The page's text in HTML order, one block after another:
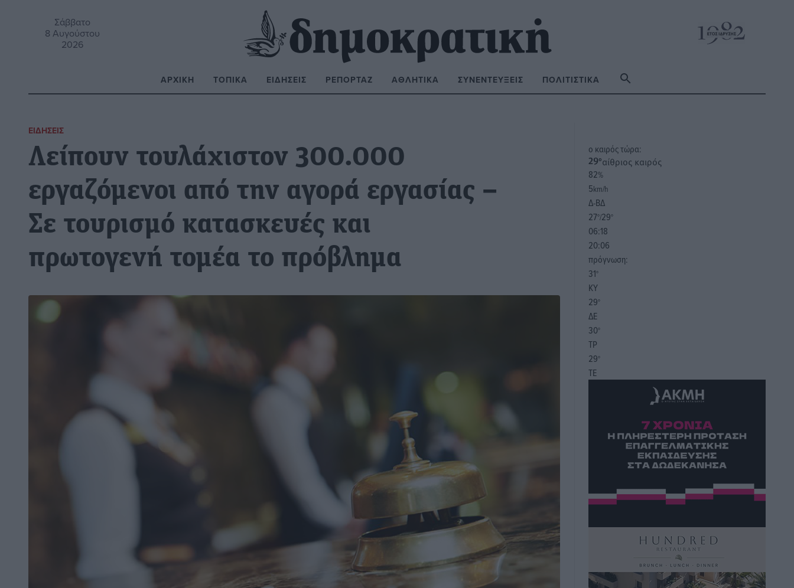
Σάββατο
8 Αυγούστου
2026
ΑΡΧΙΚΉ ΤΟΠΙΚΆ ΕΙΔΉΣΕΙΣ ΡΕΠΟΡΤΆΖ ΑΘΛΗΤΙΚΆ ΣΥΝΕΝΤΕΎΞΕΙΣ ΠΟΛΙΤΙΣΤΙΚΆ
ΕΙΔΉΣΕΙΣ
Λείπουν τουλάχιστον 300.000
εργαζόμενοι από την αγορά εργασίας –
Σε τουρισμό κατασκευές και
πρωτογενή τομέα το πρόβλημα
o καιρός τώρα:
29°αίθριος καιρός
82%
5km/h
Δ-ΒΔ
27°/29°
06:18
20:06
πρόγνωση:
31°
ΚΥ
29°
ΔΕ
30°
ΤΡ
29°
ΤΕ